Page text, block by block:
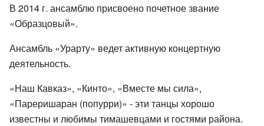
В 2014 г. ансамблю присвоено почетное звание
«Образцовый».
Ансамбль «Урарту» ведет активную концертную
деятельность.
«Наш Кавказ», «Кинто», «Вместе мы сила»,
«Пареришаран (попурри)» - эти танцы хорошо
известны и любимы тимашевцами и гостями района.